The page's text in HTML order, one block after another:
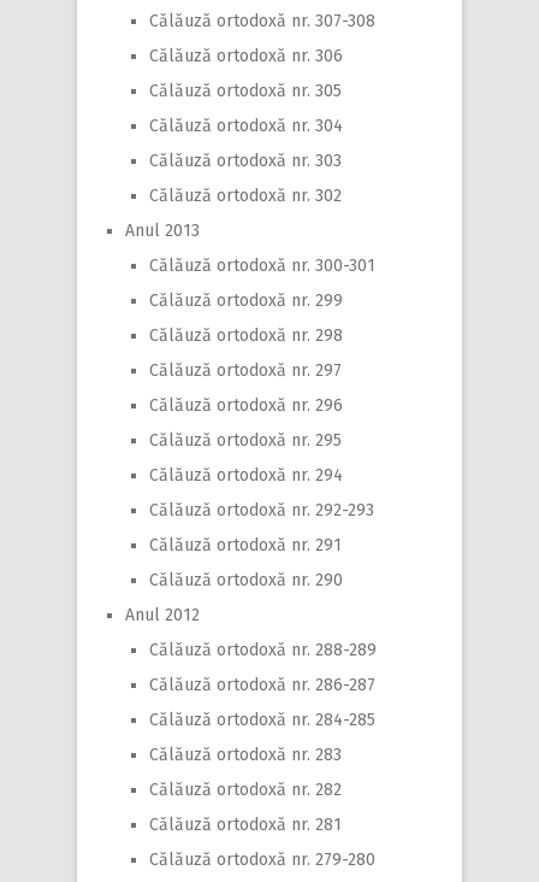
Călăuză ortodoxă nr. 307-308
Călăuză ortodoxă nr. 306
Călăuză ortodoxă nr. 305
Călăuză ortodoxă nr. 304
Călăuză ortodoxă nr. 303
Călăuză ortodoxă nr. 302
Anul 2013
Călăuză ortodoxă nr. 300-301
Călăuză ortodoxă nr. 299
Călăuză ortodoxă nr. 298
Călăuză ortodoxă nr. 297
Călăuză ortodoxă nr. 296
Călăuză ortodoxă nr. 295
Călăuză ortodoxă nr. 294
Călăuză ortodoxă nr. 292-293
Călăuză ortodoxă nr. 291
Călăuză ortodoxă nr. 290
Anul 2012
Călăuză ortodoxă nr. 288-289
Călăuză ortodoxă nr. 286-287
Călăuză ortodoxă nr. 284-285
Călăuză ortodoxă nr. 283
Călăuză ortodoxă nr. 282
Călăuză ortodoxă nr. 281
Călăuză ortodoxă nr. 279-280